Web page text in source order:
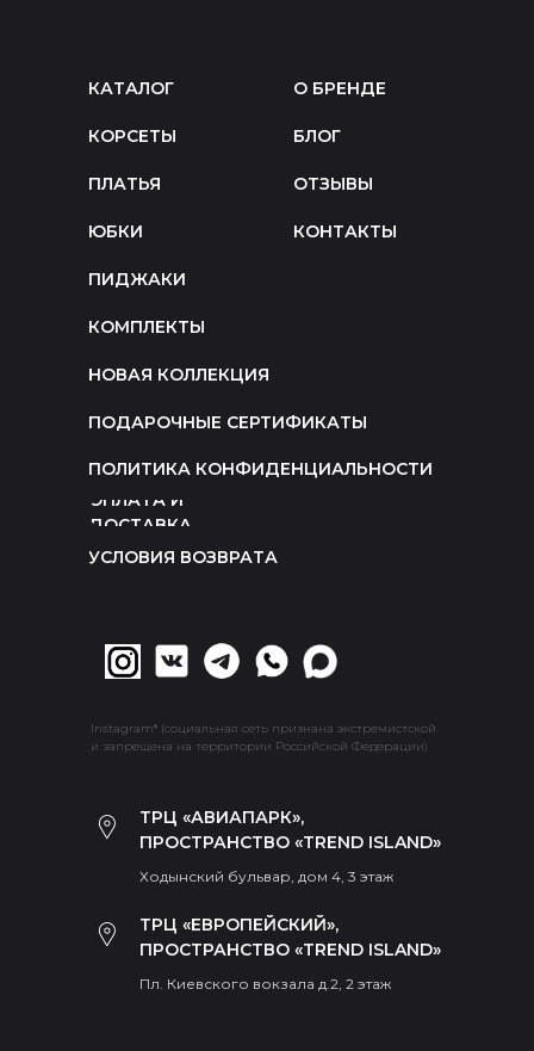
ПОЛИТИКА КОНФИДЕНЦИАЛЬНОСТИ
ОПЛАТА И
ДОСТАВКА
УСЛОВИЯ ВОЗВРАТА
КАТАЛОГ
КОРСЕТЫ
ПЛАТЬЯ
ЮБКИ
ПИДЖАКИ
КОМПЛЕКТЫ
НОВАЯ КОЛЛЕКЦИЯ
ПОДАРОЧНЫЕ СЕРТИФИКАТЫ
О БРЕНДЕ
БЛОГ
ОТЗЫВЫ
КОНТАКТЫ
ТРЦ «ЕВРОПЕЙСКИЙ»,
ПРОСТРАНСТВО «TREND ISLAND»
Пл. Киевского вокзала д.2, 2 этаж
Ходынский бульвар, дом 4, 3 этаж
ТРЦ «АВИАПАРК»,
ПРОСТРАНСТВО «TREND ISLAND»
Instagram* (социальная сеть признана экстремистской
и запрещена на территории Российской Федерации)